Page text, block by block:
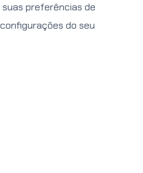
preferências de
do seu